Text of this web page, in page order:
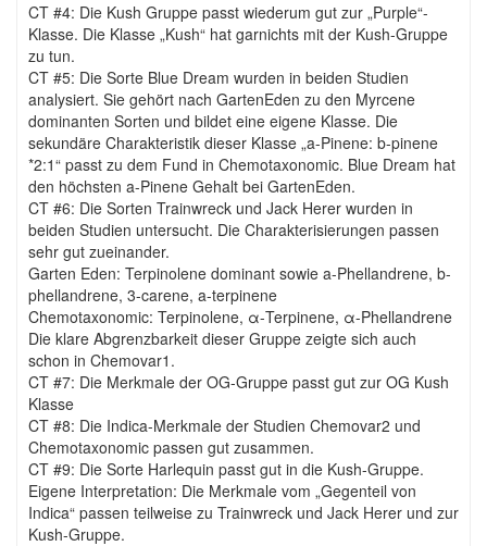
CT #4: Die Kush Gruppe passt wiederum gut zur „Purple“-
Klasse. Die Klasse „Kush“ hat garnichts mit der Kush-Gruppe
zu tun.
CT #5: Die Sorte Blue Dream wurden in beiden Studien
analysiert. Sie gehört nach GartenEden zu den Myrcene
dominanten Sorten und bildet eine eigene Klasse. Die
sekundäre Charakteristik dieser Klasse „a-Pinene: b-pinene
*2:1“ passt zu dem Fund in Chemotaxonomic. Blue Dream hat
den höchsten a-Pinene Gehalt bei GartenEden.
CT #6: Die Sorten Trainwreck und Jack Herer wurden in
beiden Studien untersucht. Die Charakterisierungen passen
sehr gut zueinander.
Garten Eden: Terpinolene dominant sowie a-Phellandrene, b-
phellandrene, 3-carene, a-terpinene
Chemotaxonomic: Terpinolene, α-Terpinene, α-Phellandrene
Die klare Abgrenzbarkeit dieser Gruppe zeigte sich auch
schon in Chemovar1.
CT #7: Die Merkmale der OG-Gruppe passt gut zur OG Kush
Klasse
CT #8: Die Indica-Merkmale der Studien Chemovar2 und
Chemotaxonomic passen gut zusammen.
CT #9: Die Sorte Harlequin passt gut in die Kush-Gruppe.
Eigene Interpretation: Die Merkmale vom „Gegenteil von
Indica“ passen teilweise zu Trainwreck und Jack Herer und zur
Kush-Gruppe.